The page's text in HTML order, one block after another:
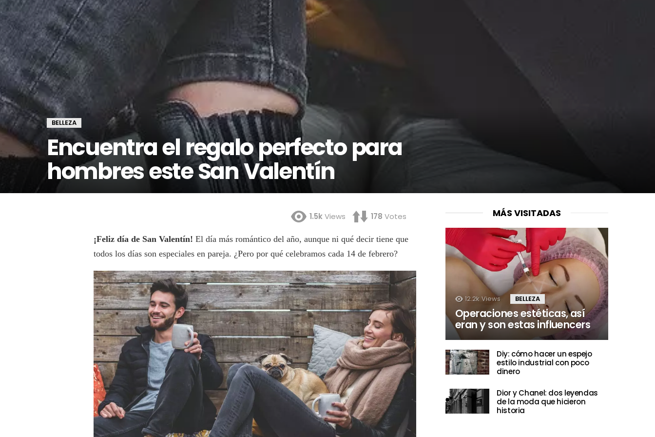
BELLEZA
Encuentra el regalo perfecto para
hombres este San Valentín
1.5kViews 178 Votes
¡Feliz día de San Valentín! El día más romántico del año, aunque ni qué decir tiene que
todos los días son especiales en pareja. ¿Pero por qué celebramos cada 14 de febrero?
MÁS VISITADAS
12.2k Views BELLEZA
Operaciones estéticas, así
eran y son estas influencers
Diy: cómo hacer un espejo
estilo industrial con poco
dinero
Dior y Chanel: dos leyendas
de la moda que hicieron
historia